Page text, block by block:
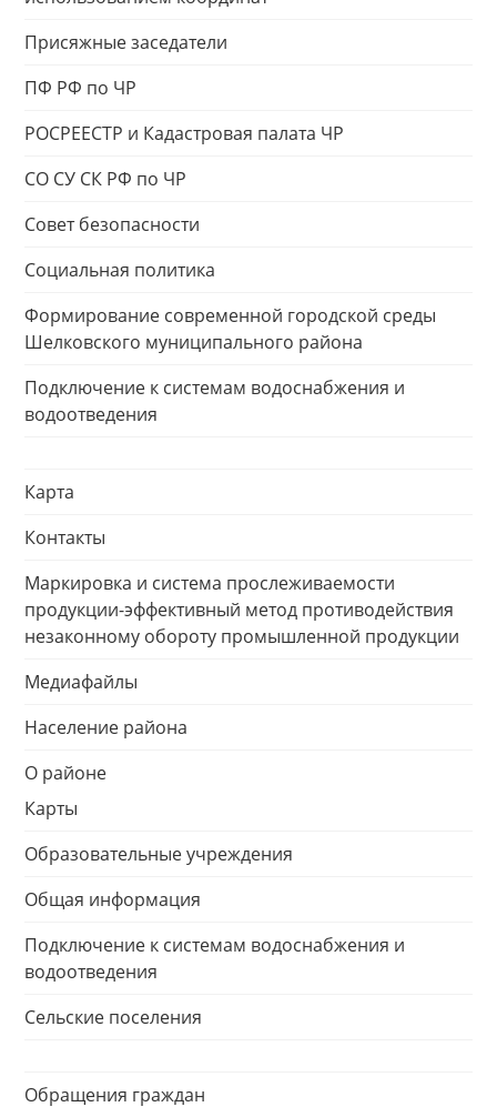
Присяжные заседатели
ПФ РФ по ЧР
РОСРЕЕСТР и Кадастровая палата ЧР
СО СУ СК РФ по ЧР
Совет безопасности
Социальная политика
Формирование современной городской среды
Шелковского муниципального района
Подключение к системам водоснабжения и
водоотведения
Карта
Контакты
Маркировка и система прослеживаемости
продукции-эффективный метод противодействия
незаконному обороту промышленной продукции
Медиафайлы
Население района
О районе
Карты
Образовательные учреждения
Общая информация
Подключение к системам водоснабжения и
водоотведения
Сельские поселения
Обращения граждан